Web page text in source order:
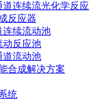
连续流光化学反
反应器
连续流动池
动反应池
道流动池
合成解决方案
统